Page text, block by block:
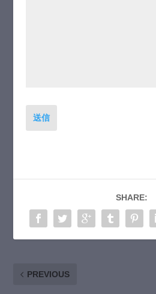
送信
SHARE:
PREVIOUS